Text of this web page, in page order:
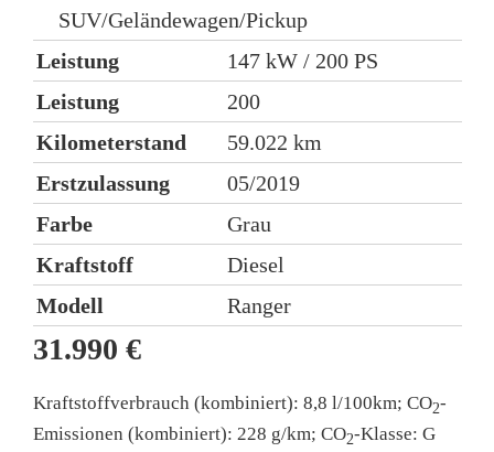
SUV/Geländewagen/Pickup
Leistung
147 kW / 200 PS
Leistung
200
Kilometerstand
59.022 km
Erstzulassung
05/2019
Farbe
Grau
Kraftstoff
Diesel
Modell
Ranger
31.990 €
Kraftstoffverbrauch (kombiniert): 8,8 l/100km; CO2-
Emissionen (kombiniert): 228 g/km; CO2-Klasse: G